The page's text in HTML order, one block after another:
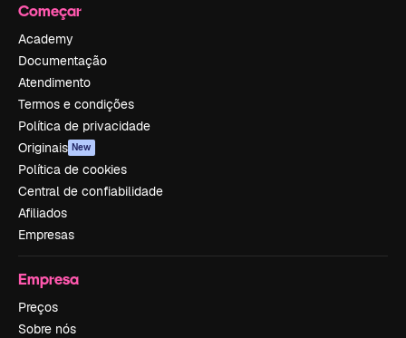
Começar
Academy
Documentação
Atendimento
Termos e condições
Política de privacidade
Originais New
Política de cookies
Central de confiabilidade
Afiliados
Empresas
Empresa
Preços
Sobre nós